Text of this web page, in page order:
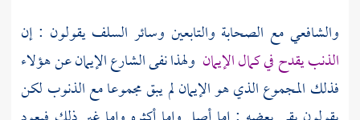
والشافعي مع الصحابة والتابعين وسائر السلفيقولون : إن
الذنب يقدح في كمال الإيمان ولهذا نفى الشارع الإيمان عن هؤلاء
فذلك المجموع الذي هو الإيمان لم يبق مجموعا مع الذنوب لكن